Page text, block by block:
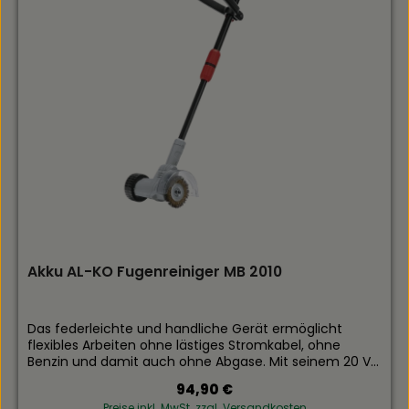
Akku AL-KO Fugenreiniger MB 2010
Das federleichte und handliche Gerät ermöglicht
flexibles Arbeiten ohne lästiges Stromkabel, ohne
Benzin und damit auch ohne Abgase. Mit seinem 20 V
arbeiten (Akku und Ladegerät nicht im Lieferumfang
Regulärer Preis:
94,90 €